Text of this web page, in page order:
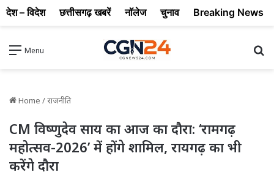
Menu
Home /राजनीति
CM विष्णुदेव साय का आज का दौरा: ‘रामगढ़
महोत्सव-2026’ में होंगे शामिल, रायगढ़ का भी
करेंगे दौरा
देश – विदेश छत्तीसगढ़ खबरें नॉलेज चुनाव Breaking News